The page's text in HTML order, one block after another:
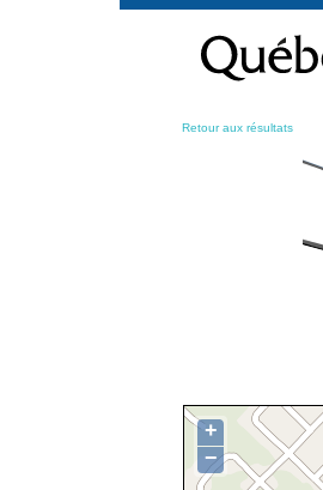
contenu
Retour aux résultats
+
−